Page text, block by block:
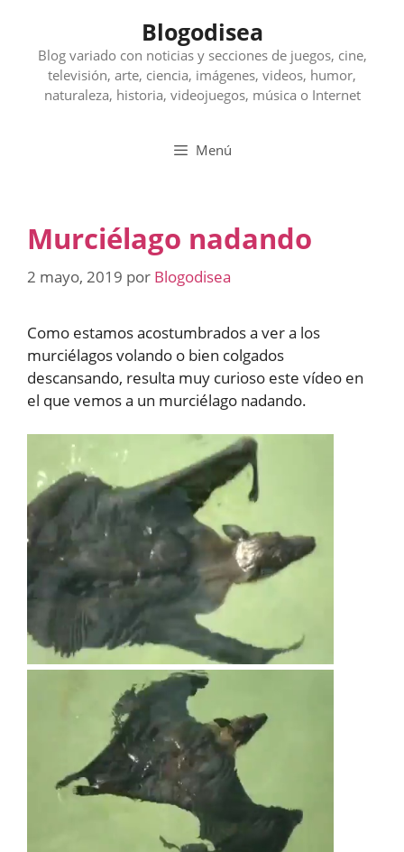
contenido
Blogodisea
Blog variado con noticias y secciones de juegos, cine,
televisión, arte, ciencia, imágenes, videos, humor,
naturaleza, historia, videojuegos, música o Internet
Menú
Murciélago nadando
2 mayo, 2019 por Blogodisea
Como estamos acostumbrados a ver a los
murciélagos volando o bien colgados
descansando, resulta muy curioso este vídeo en
el que vemos a un murciélago nadando.